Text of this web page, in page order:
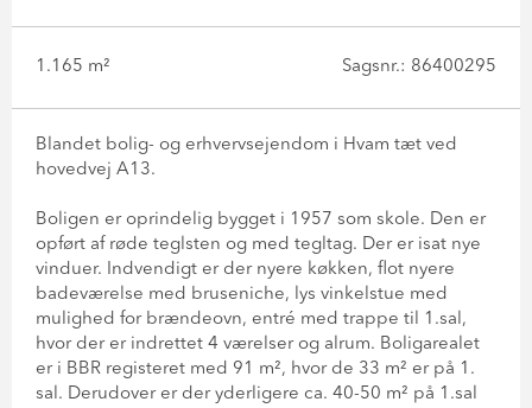
1.165 m² Sagsnr.: 86400295
Blandet bolig- og erhvervsejendom i Hvam tæt ved
hovedvej A13.
Boligen er oprindelig bygget i 1957 som skole. Den er
opført af røde teglsten og med tegltag. Der er isat nye
vinduer. Indvendigt er der nyere køkken, flot nyere
badeværelse med bruseniche, lys vinkelstue med
mulighed for brændeovn, entré med trappe til 1.sal,
hvor der er indrettet 4 værelser og alrum. Boligarealet
er i BBR registeret med 91 m², hvor de 33 m² er på 1.
sal. Derudover er der yderligere ca. 40-50 m² på 1.sal